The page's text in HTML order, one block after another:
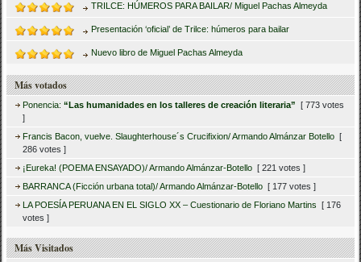
TRILCE: HÚMEROS PARA BAILAR/ Miguel Pachas Almeyda
Presentación ‘oficial’ de Trilce: húmeros para bailar
Nuevo libro de Miguel Pachas Almeyda
Más votados
Ponencia:“Las humanidades en los talleres de creación literaria”
[ 773 votes
]
Francis Bacon, vuelve. Slaughterhouse´s Crucifixion/ Armando Almánzar Botello [
286 votes ]
¡Eureka! (POEMA ENSAYADO)/ Armando Almánzar-Botello [ 221 votes ]
BARRANCA (Ficción urbana total)/ Armando Almánzar-Botello [ 177 votes ]
LA POESÍA PERUANA EN EL SIGLO XX – Cuestionario de Floriano Martins
[ 176
votes ]
Más Visitados